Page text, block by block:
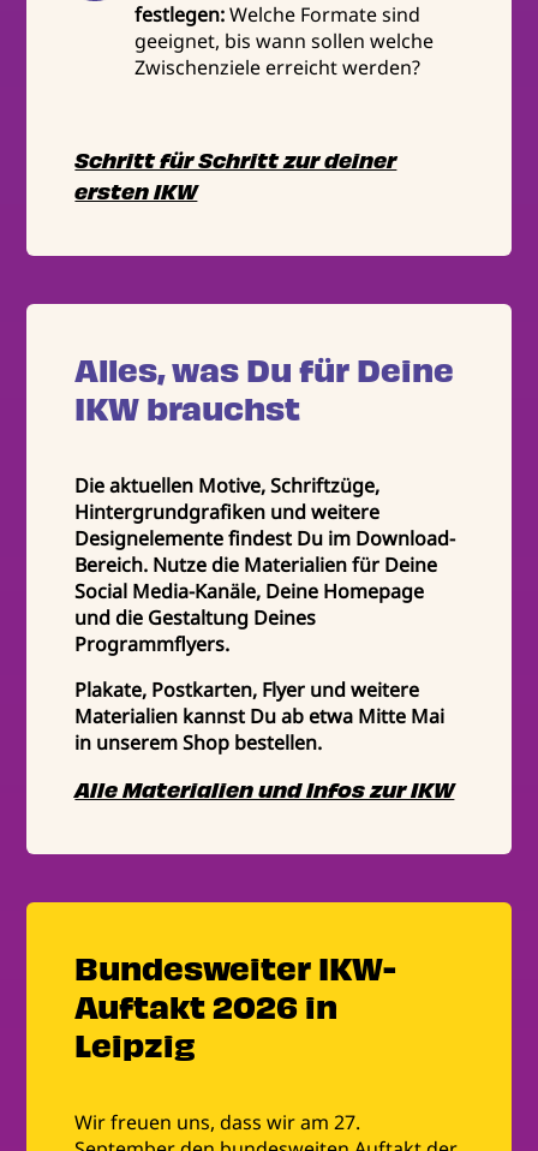
festlegen:Welche Formate sind
geeignet, bis wann sollen welche
Zwischenziele erreicht werden?
Schritt für Schritt zur deiner
ersten IKW
Alles, was Du für Deine
IKW brauchst
Die aktuellen Motive, Schriftzüge,
Hintergrundgrafiken und weitere
Designelemente findest Du im Download-
Bereich. Nutze die Materialien für Deine
Social Media-Kanäle, Deine Homepage
und die Gestaltung Deines
Programmflyers.
Plakate, Postkarten, Flyer und weitere
Materialien kannst Du ab etwa Mitte Mai
in unserem Shop bestellen.
Alle Materialien und Infos zur IKW
Bundesweiter IKW-
Auftakt 2026 in
Leipzig
Wir freuen uns, dass wir am 27.